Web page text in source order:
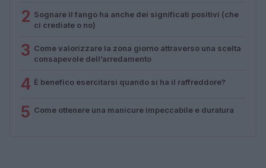
2 Sognare il fango ha anche dei significati positivi (che
ci crediate o no)
3 Come valorizzare la zona giorno attraverso una scelta
consapevole dell’arredamento
4 È benefico esercitarsi quando si ha il raffreddore?
5 Come ottenere una manicure impeccabile e duratura